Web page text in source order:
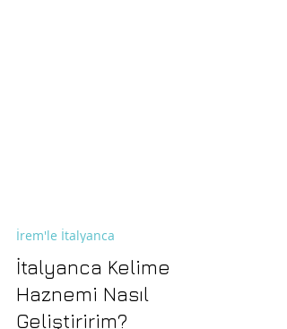
İrem'le İtalyanca
İtalyanca Kelime